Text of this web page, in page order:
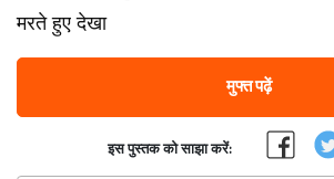
मरते हुए देखा
मुफ्त पढ़ें
इस पुस्तक को साझा करें: